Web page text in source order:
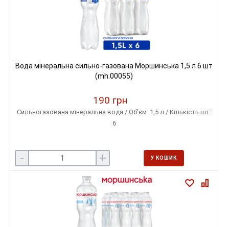
Вода мінеральна сильно-газована Моршинська 1,5 л 6 шт
(mh.00055)
190 грн
Сильногазована мінеральна вода / Об'єм: 1,5 л / Кількість шт:
6
- + У КОШИК